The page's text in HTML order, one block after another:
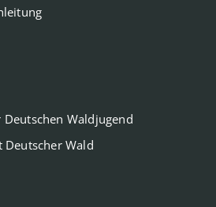
Waldjugend
Deutscher Wald